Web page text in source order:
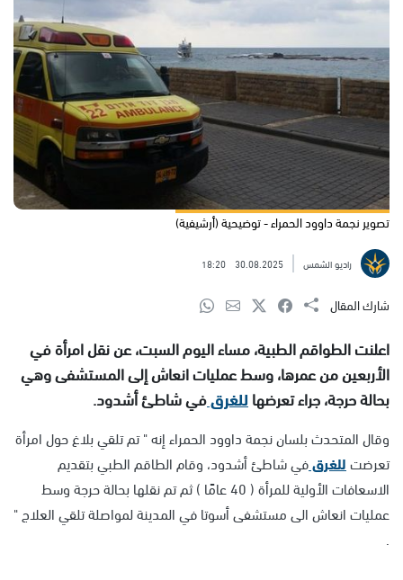
تصوير نجمة داوود الحمراء - توضيحية (أرشيفية)
راديو الشمس 30.08.2025
18:20
شارك المقال
اعلنت الطواقم الطبية، مساء اليوم السبت، عن نقل امرأة في
الأربعين من عمرها، وسط عمليات انعاش إلى المستشفى وهي
بحالة حرجة، جراء تعرضهاللغرقفي شاطئ أشدود.
وقال المتحدث بلسان نجمة داوود الحمراء إنه " تم تلقي بلاغ حول امرأة
تعرضتللغرقفي شاطئ أشدود، وقام الطاقم الطبي بتقديم
الاسعافات الأولية للمرأة ( 40 عامًا ) ثم تم نقلها بحالة حرجة وسط
عمليات انعاش الى مستشفى أسوتا في المدينة لمواصلة تلقي العلاج "
.